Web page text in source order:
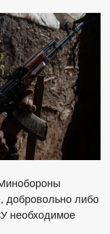
добровольно либо
необходимое